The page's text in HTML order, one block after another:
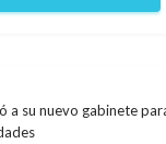
a su nuevo gabinete